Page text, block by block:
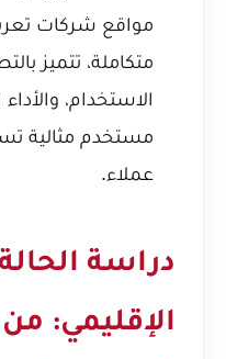
مواقع شركات
متكاملة، تتميز
الاستخدام،
مستخدم مثالية
عملاء.
دراسة
الإقليمي: